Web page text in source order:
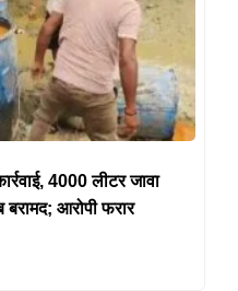
4000 लीटर जावा
आरोपी फरार